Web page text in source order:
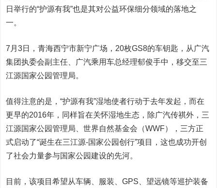
日举行的“护源有我”也是其对公益环保细分领域的落地之
一。
7月3日，青海西宁市新宁广场，20枚GS8的车钥匙，从广汽
集团执委会副主任、广汽乘用车总经理郁俊手中，移交至三
江源国家公园管理局。
值得注意的是，“护源有我”湿地使者行动于去年发起，而在
更早的2016年，同样旨在关怀湿地生态，除广汽传祺外，三
江源国家公园管理局、世界自然基金会（WWF），三方正
式启动了“诞生在三江源-国家公园创行”项目，这也成功开创
了社会力量参与国家公园建设的先河。
目前，该项目希望从车辆、服装、GPS、望远镜等巡护装备